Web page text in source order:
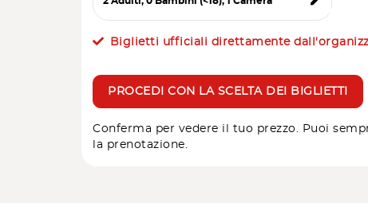
Biglietti ufficiali direttamente
PROCEDI CON LA SCELTA DEI BIGLIETTI
Conferma per vedere il tuo prezzo. Puoi
la prenotazione.